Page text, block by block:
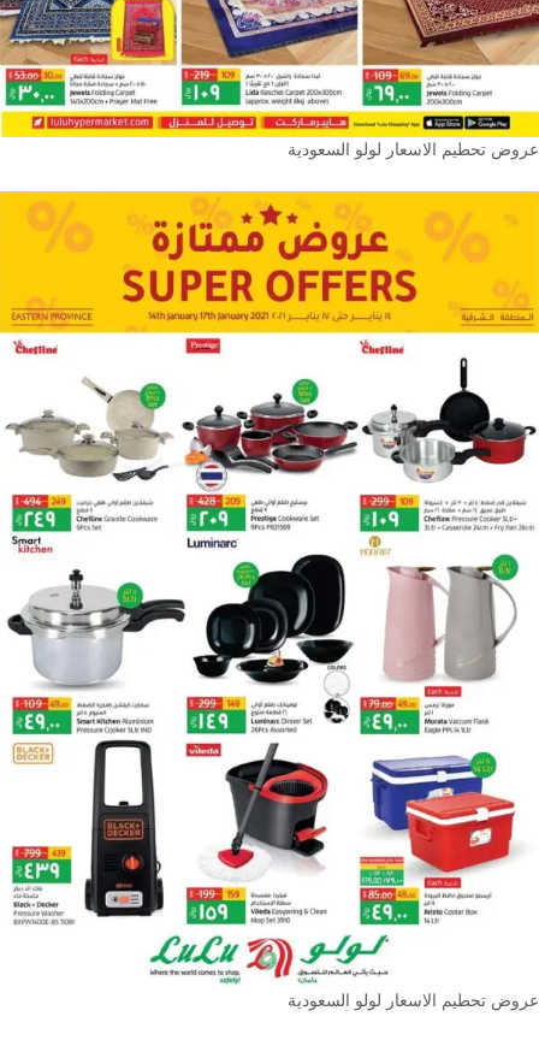
عروض تحطيم الاسعار لولو السعودية
عروض تحطيم الاسعار لولو السعودية